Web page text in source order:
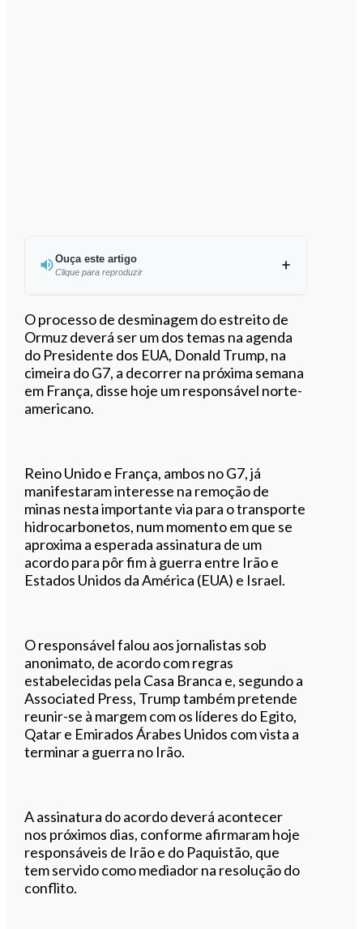
Ouça este artigo
Clique para reproduzir
Ouvir este artigo
O processo de desminagem do estreito de
Ormuz deverá ser um dos temas na agenda
do Presidente dos EUA, Donald Trump, na
cimeira do G7, a decorrer na próxima semana
em França, disse hoje um responsável norte-
americano.
Reino Unido e França, ambos no G7, já
manifestaram interesse na remoção de
minas nesta importante via para o transporte
hidrocarbonetos, num momento em que se
aproxima a esperada assinatura de um
acordo para pôr fim à guerra entre Irão e
Estados Unidos da América (EUA) e Israel.
O responsável falou aos jornalistas sob
anonimato, de acordo com regras
estabelecidas pela Casa Branca e, segundo a
Associated Press, Trump também pretende
reunir-se à margem com os líderes do Egito,
Qatar e Emirados Árabes Unidos com vista a
terminar a guerra no Irão.
A assinatura do acordo deverá acontecer
nos próximos dias, conforme afirmaram hoje
responsáveis de Irão e do Paquistão, que
tem servido como mediador na resolução do
conflito.